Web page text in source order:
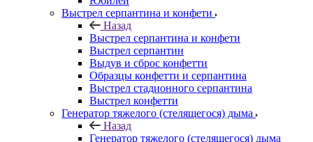
Выстрел серпантина и конфети
Назад
Выстрел серпантина и конфети
Выстрел серпантин
Выдув и сброс конфетти
Образцы конфетти и серпантина
Выстрел стадионного серпантина
Выстрел конфетти
Генератор тяжелого (стелящегося) дыма
Назад
Генератор тяжелого (стелящегося) дыма